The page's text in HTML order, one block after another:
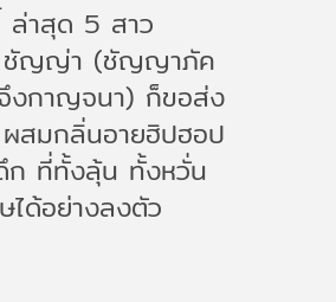
ล่าสุด 5 สาว
), ชัญญ่า (ชัญญาภัค
งกาญจนา) ก็ขอส่ง
สมกลิ่นอายฮิปฮอป
ก ที่ทั้งลุ้น ทั้งหวั่น
ได้อย่างลงตัว